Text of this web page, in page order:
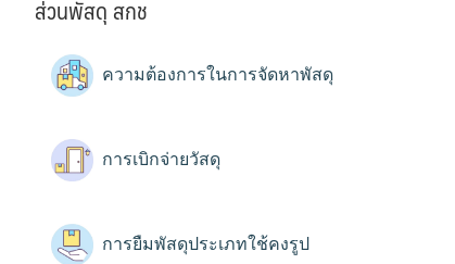
ส่วนพัสดุ สกช
ความต้องการในการจัดหาพัสดุ
การเบิกจ่ายวัสดุ
การยืมพัสดุประเภทใช้คงรูป